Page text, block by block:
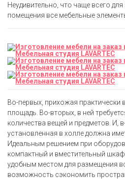
Неудивительно, что чаще всего
помещения все мебельные
Во-первых, прихожая практически
площадь. Во-вторых, в ней
количества вещей и предметов. И,
установленная в холле должна
Идеальным решением при
компактный и вместительный
удобным местом для размещения
возможность сэкономить